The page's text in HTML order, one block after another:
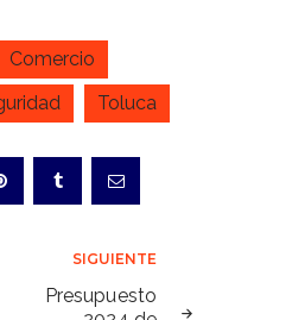
Comercio
Toluca
SIGUIENTE
Presupuesto